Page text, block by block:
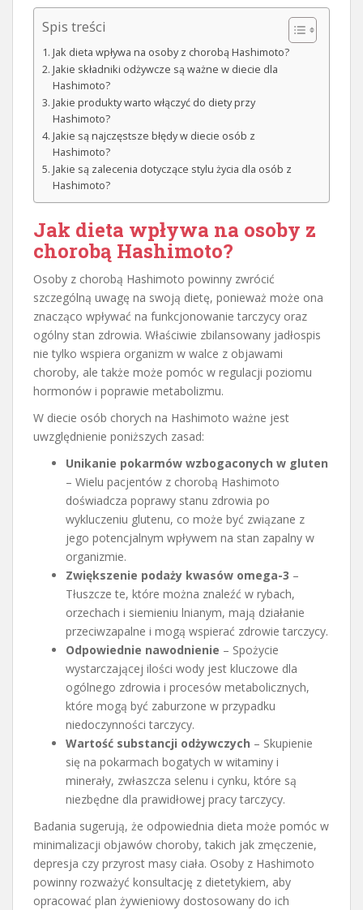
Spis treści
Jak dieta wpływa na osoby z chorobą Hashimoto?
Jakie składniki odżywcze są ważne w diecie dla
Hashimoto?
Jakie produkty warto włączyć do diety przy
Hashimoto?
Jakie są najczęstsze błędy w diecie osób z
Hashimoto?
Jakie są zalecenia dotyczące stylu życia dla osób z
Hashimoto?
Jak dieta wpływa na osoby z
chorobą Hashimoto?
Osoby z chorobą Hashimoto powinny zwrócić
szczególną uwagę na swoją dietę, ponieważ może ona
znacząco wpływać na funkcjonowanie tarczycy oraz
ogólny stan zdrowia. Właściwie zbilansowany jadłospis
nie tylko wspiera organizm w walce z objawami
choroby, ale także może pomóc w regulacji poziomu
hormonów i poprawie metabolizmu.
W diecie osób chorych na Hashimoto ważne jest
uwzględnienie poniższych zasad:
Unikanie pokarmów wzbogaconych w gluten
– Wielu pacjentów z chorobą Hashimoto
doświadcza poprawy stanu zdrowia po
wykluczeniu glutenu, co może być związane z
jego potencjalnym wpływem na stan zapalny w
organizmie.
Zwiększenie podaży kwasów omega-3 –
Tłuszcze te, które można znaleźć w rybach,
orzechach i siemieniu lnianym, mają działanie
przeciwzapalne i mogą wspierać zdrowie tarczycy.
Odpowiednie nawodnienie – Spożycie
wystarczającej ilości wody jest kluczowe dla
ogólnego zdrowia i procesów metabolicznych,
które mogą być zaburzone w przypadku
niedoczynności tarczycy.
Wartość substancji odżywczych – Skupienie
się na pokarmach bogatych w witaminy i
minerały, zwłaszcza selenu i cynku, które są
niezbędne dla prawidłowej pracy tarczycy.
Badania sugerują, że odpowiednia dieta może pomóc w
minimalizacji objawów choroby, takich jak zmęczenie,
depresja czy przyrost masy ciała. Osoby z Hashimoto
powinny rozważyć konsultację z dietetykiem, aby
opracować plan żywieniowy dostosowany do ich